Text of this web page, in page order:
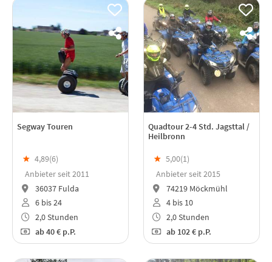
Segway Touren
★ 4,89(6)
Anbieter seit 2011
36037 Fulda
6 bis 24
2,0 Stunden
ab40 € p.P.
Quadtour 2-4 Std. Jagsttal /
Heilbronn
★ 5,00(1)
Anbieter seit 2015
74219 Möckmühl
4 bis 10
2,0 Stunden
ab102 € p.P.